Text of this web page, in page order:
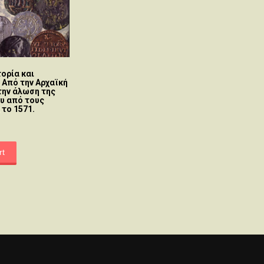
και
την Αρχαϊκή
άλωση της
από τους
1571.